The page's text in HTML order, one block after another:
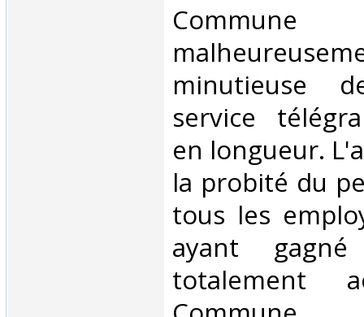
minutieuse
service
en longueur.
la probité du
tous les
ayant
totalement